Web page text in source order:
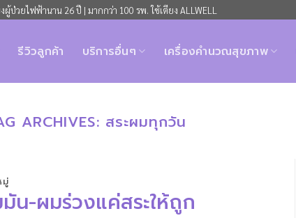
ผู้ป่วยไฟฟ้านาน 26 ปี | มากกว่า 100 รพ. ใช้เตียง ALLWELL
รีวิวลูกค้า บริการอื่นๆ เครื่องคำนวณสุขภาพ
ARCHIVES: สระผมทุกวัน
มู่
น-ผมร่วงแค่สระให้ถูก